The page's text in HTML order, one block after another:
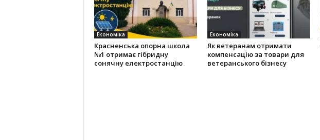
Економіка
Красненська опорна школа
№1 отримає гібридну
сонячну електростанцію
Економіка
Як ветеранам отримати
компенсацію за товари для
ветеранського бізнесу